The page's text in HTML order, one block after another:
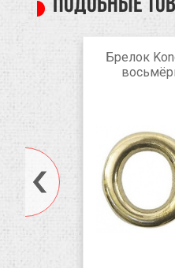
Подобные
Брелок